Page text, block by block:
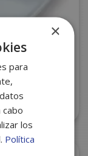
250X175X20
×
para
cabo
los
Política